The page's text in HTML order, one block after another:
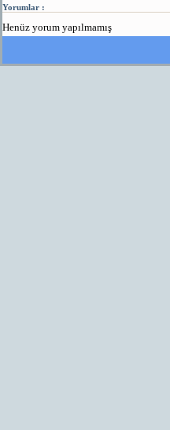
Yorumlar :
Henüz yorum yapılmamış